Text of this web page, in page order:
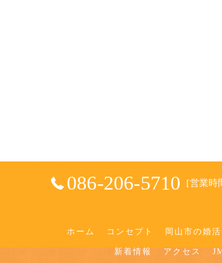
086-206-5710 [営業時
ホーム コンセプト 岡山市の婚
新着情報 アクセス